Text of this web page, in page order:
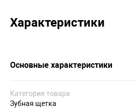
Характеристики
Основные характеристики
Категория товара
Зубная щетка